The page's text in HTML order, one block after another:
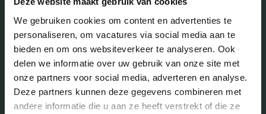
We gebruiken cookies om content en advertenties te
personaliseren, om vacatures via social media aan te
bieden en om ons websiteverkeer te analyseren. Ook
delen we informatie over uw gebruik van onze site met
onze partners voor social media, adverteren en analyse.
Deze partners kunnen deze gegevens combineren met
andere informatie die u aan ze heeft verstrekt of die ze
in je mailbox?
Schrijf je in en we houden je op de hoogte
Job Alert instellen